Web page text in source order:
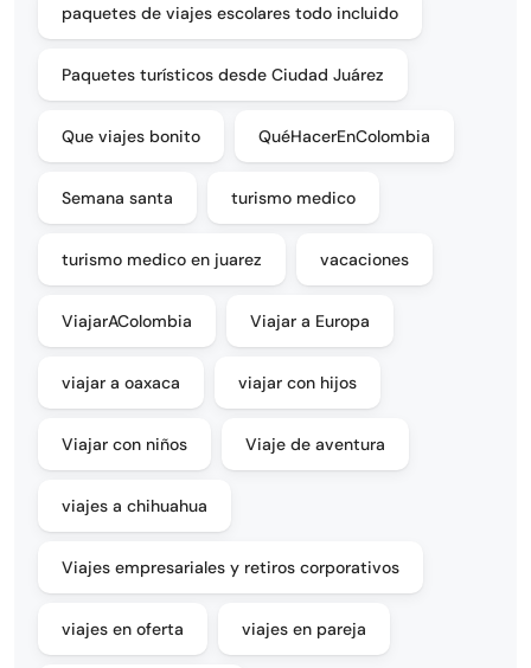
paquetes de viajes escolares todo incluido
Paquetes turísticos desde Ciudad Juárez
Que viajes bonito QuéHacerEnColombia
Semana santa turismo medico
turismo medico en juarez vacaciones
ViajarAColombia Viajar a Europa
viajar a oaxaca viajar con hijos
Viajar con niños Viaje de aventura
viajes a chihuahua
Viajes empresariales y retiros corporativos
viajes en oferta viajes en pareja